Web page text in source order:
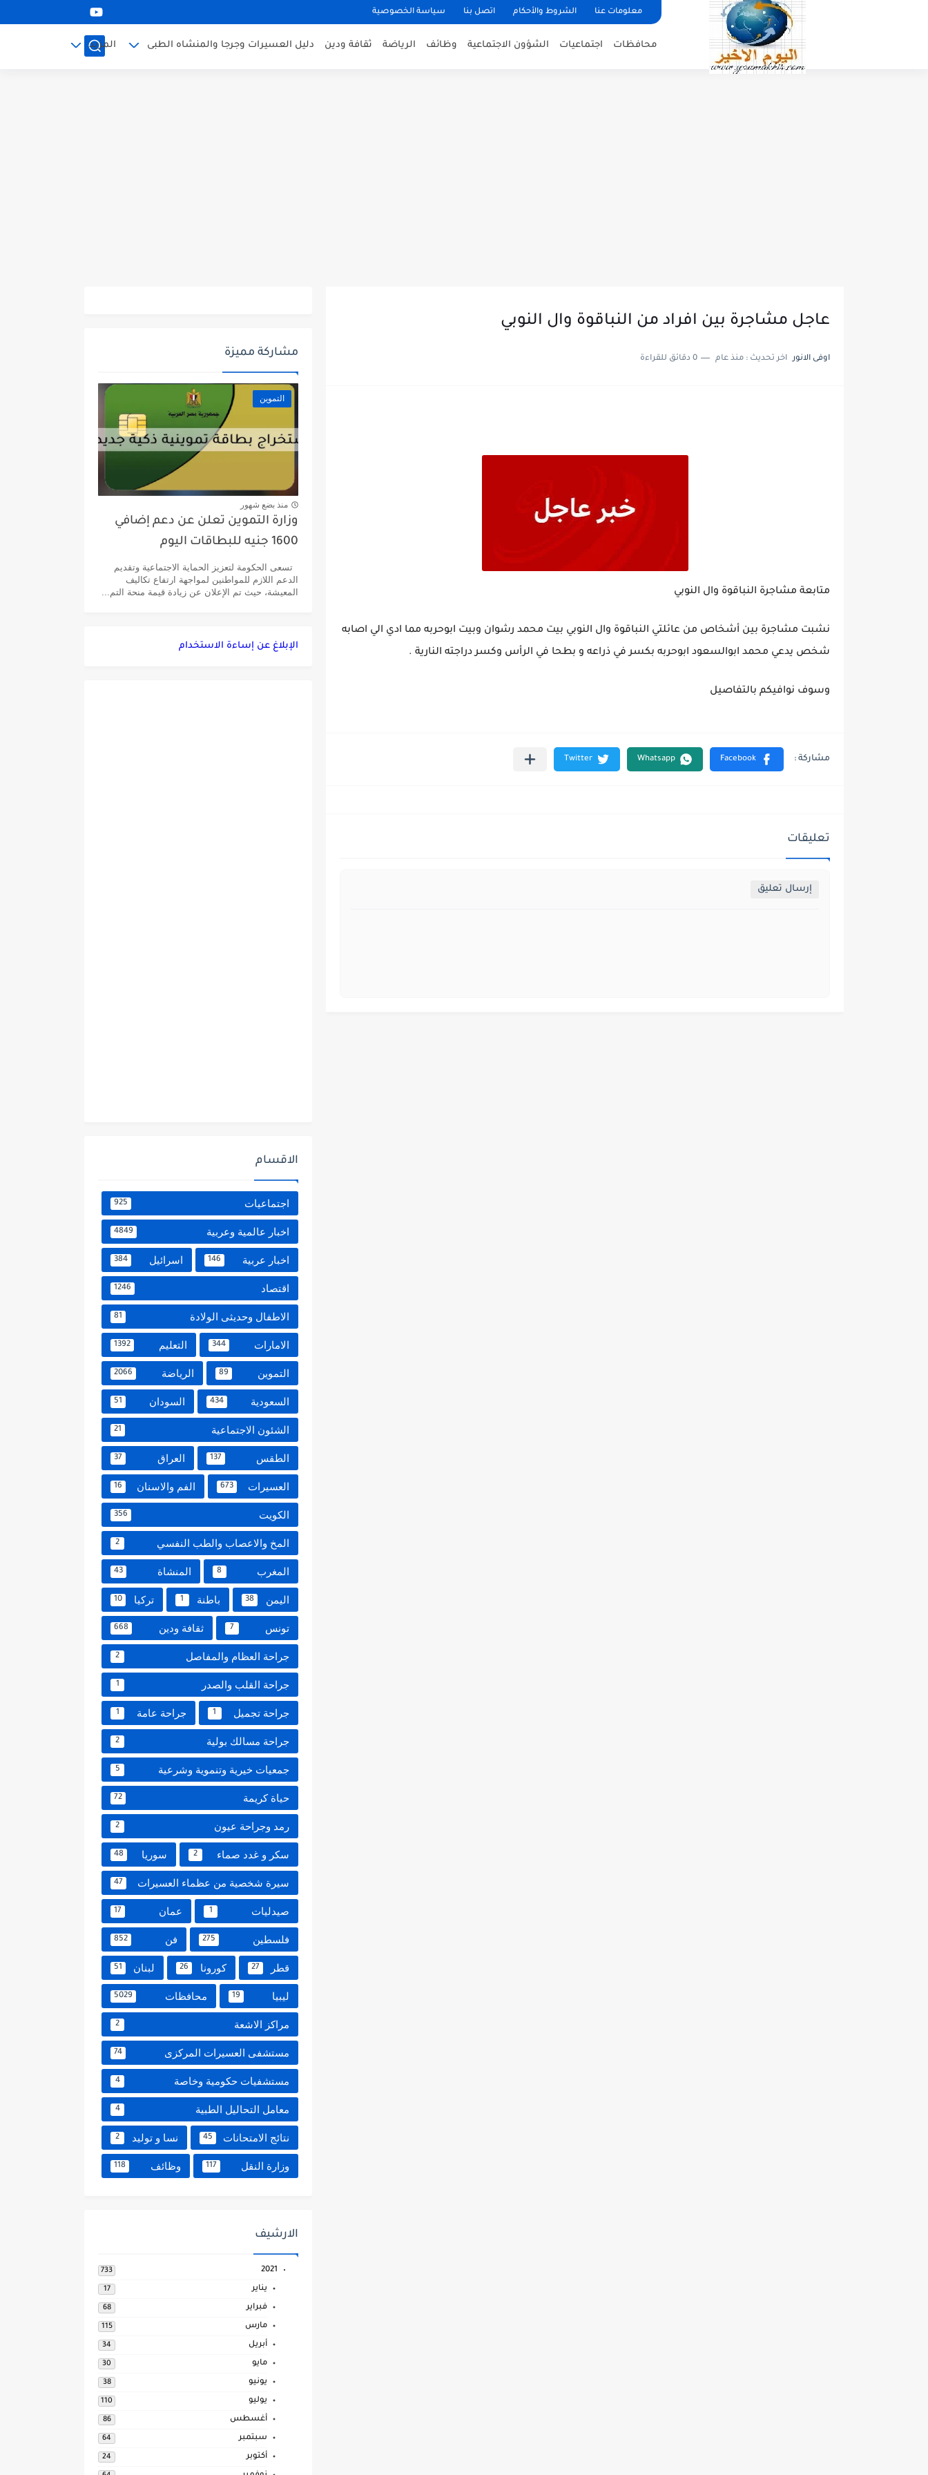
معلومات عنا الشروط والأحكام اتصل بنا سياسة الخصوصية
محافظات اجتماعيات الشؤون الاجتماعية وظائف الرياضة ثقافة ودين دليل العسيرات وجرجا والمنشاه الطبى المزيد
عاجل مشاجرة بين افراد من النباقوة وال النوبي
اوفى الانور اخر تحديث : منذ عام 0 دقائق للقراءة
متابعة مشاجرة النباقوة وال النوبي
نشبت مشاجرة بين أشخاص من عائلتي النباقوة وال النوبي بيت محمد رشوان وبيت ابوحربه مما ادي الي اصابه
شخص يدعي محمد ابوالسعود ابوحربه بكسر في ذراعه و بطحا في الرأس وكسر دراجته النارية .
وسوف نوافيكم بالتفاصيل
تعليقات
إرسال تعليق
مشاركة مميزة
التموين
منذ بضع شهور
وزارة التموين تعلن عن دعم إضافي
1600 جنيه للبطاقات اليوم
تسعى الحكومة لتعزيز الحماية الاجتماعية وتقديم
الدعم اللازم للمواطنين لمواجهة ارتفاع تكاليف
المعيشة، حيث تم الإعلان عن زيادة قيمة منحة التم...
الإبلاغ عن إساءة الاستخدام
الاقسام
اجتماعيات 925
اخبار عالمية وعربية 4849
اخبار عربية 146 اسرائيل 384
اقتصاد 1246
الاطفال وحديثى الولادة 81
الامارات 344 التعليم 1392
التموين 89 الرياضة 2066
السعودية 434 السودان 51
الشئون الاجتماعية 21
الطقس 137 العراق 37
العسيرات 673 الفم والاسنان 16
الكويت 356
المخ والاعصاب والطب النفسي 2
المغرب 8 المنشاة 43
اليمن 38 باطنة 1 تركيا 10
تونس 7 ثقافة ودين 668
جراحة العظام والمفاصل 2
جراحة القلب والصدر 1
جراحة تجميل 1 جراحة عامة 1
جراحة مسالك بولية 2
جمعيات خيرية وتنموية وشرعية 5
حياة كريمة 72
رمد وجراحة عيون 2
سكر و غدد صماء 2 سوريا 48
سيرة شخصية من عظماء العسيرات 47
صيدليات 1 عمان 17
فلسطين 275 فن 852
قطر 27 كورونا 26 لبنان 51
ليبيا 19 محافظات 5029
مراكز الاشعة 2
مستشفى العسيرات المركزى 74
مستشفيات حكومية وخاصة 4
معامل التحاليل الطبية 4
نتائج الامتحانات 45 نسا و توليد 2
وزارة النقل 117 وظائف 118
الارشيف
2021
733
يناير 17
فبراير 68
مارس 115
أبريل 34
مايو 30
يونيو 38
يوليو 110
أغسطس 86
سبتمبر 64
أكتوبر 24